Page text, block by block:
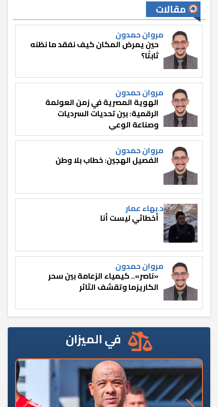
مقالات
مروان حمدون
حين يمرض المكان كيف نفقد ما نظنه
ثابتًا؟
مروان حمدون
الهوية المصرية في زمن العولمة
الرقمية: بين تحديات السرديات
وصناعة الوعي
مروان حمدون
الفصيل الهجين: خطاب بلا وطن
د.بهاء عمار
أخطائي ليست أنا
مروان حمدون
«ناصر».. كيمياء الزعامة بين سحر
الكاريزما وتقشف الثائر
في الميزان